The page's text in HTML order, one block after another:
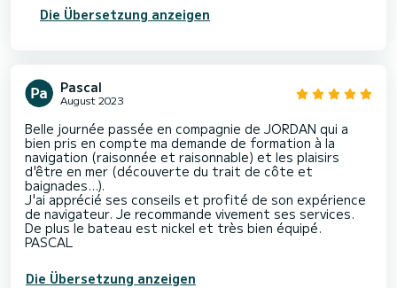
Die Übersetzung anzeigen
Pascal
August 2023
Belle journée passée en compagnie de JORDAN qui a
bien pris en compte ma demande de formation à la
navigation (raisonnée et raisonnable) et les plaisirs
d'être en mer (découverte du trait de côte et
baignades...).
J'ai apprécié ses conseils et profité de son expérience
de navigateur. Je recommande vivement ses services.
De plus le bateau est nickel et très bien équipé.
PASCAL
Die Übersetzung anzeigen